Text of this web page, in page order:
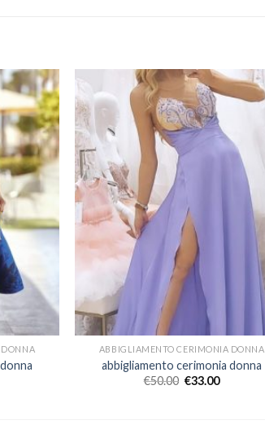
ABBIGLIAMENTO CERIMONIA DONNA
abbigliamento cerimonia donna
€50.00 €33.00